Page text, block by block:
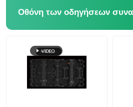
Προϊόντα
Οθόνη των οδηγήσεων